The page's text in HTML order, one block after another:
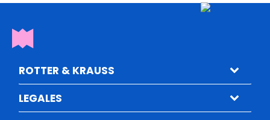
ROTTER & KRAUSS
LEGALES